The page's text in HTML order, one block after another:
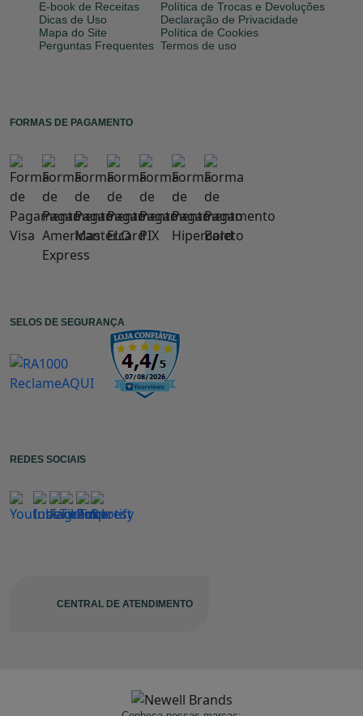
E-book de Receitas
Dicas de Uso
Mapa do Site
Perguntas Frequentes
Política de Trocas e Devoluções
Declaração de Privacidade
Política de Cookies
Termos de uso
FORMAS DE PAGAMENTO
SELOS DE SEGURANÇA
REDES SOCIAIS
CENTRAL DE ATENDIMENTO